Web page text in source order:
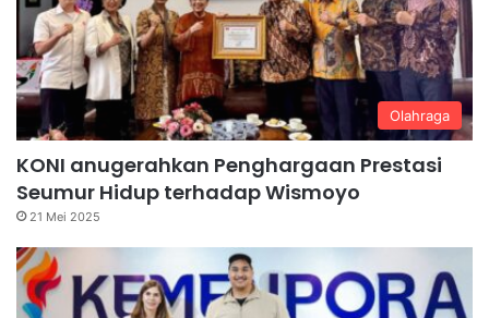
Olahraga
KONI anugerahkan Penghargaan Prestasi
Seumur Hidup terhadap Wismoyo
21 Mei 2025